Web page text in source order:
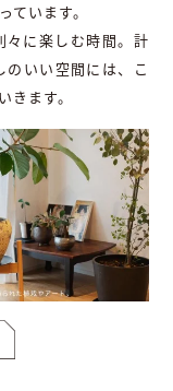
ています。
々に楽しむ時間。計
いい空間には、こ
きます。